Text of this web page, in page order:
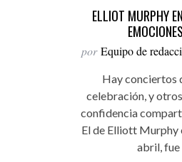
ELLIOT MURPHY
por Equipo de
Hay conciertos
celebración, y
confidencia
El de Elliott Murphy
abril, fue